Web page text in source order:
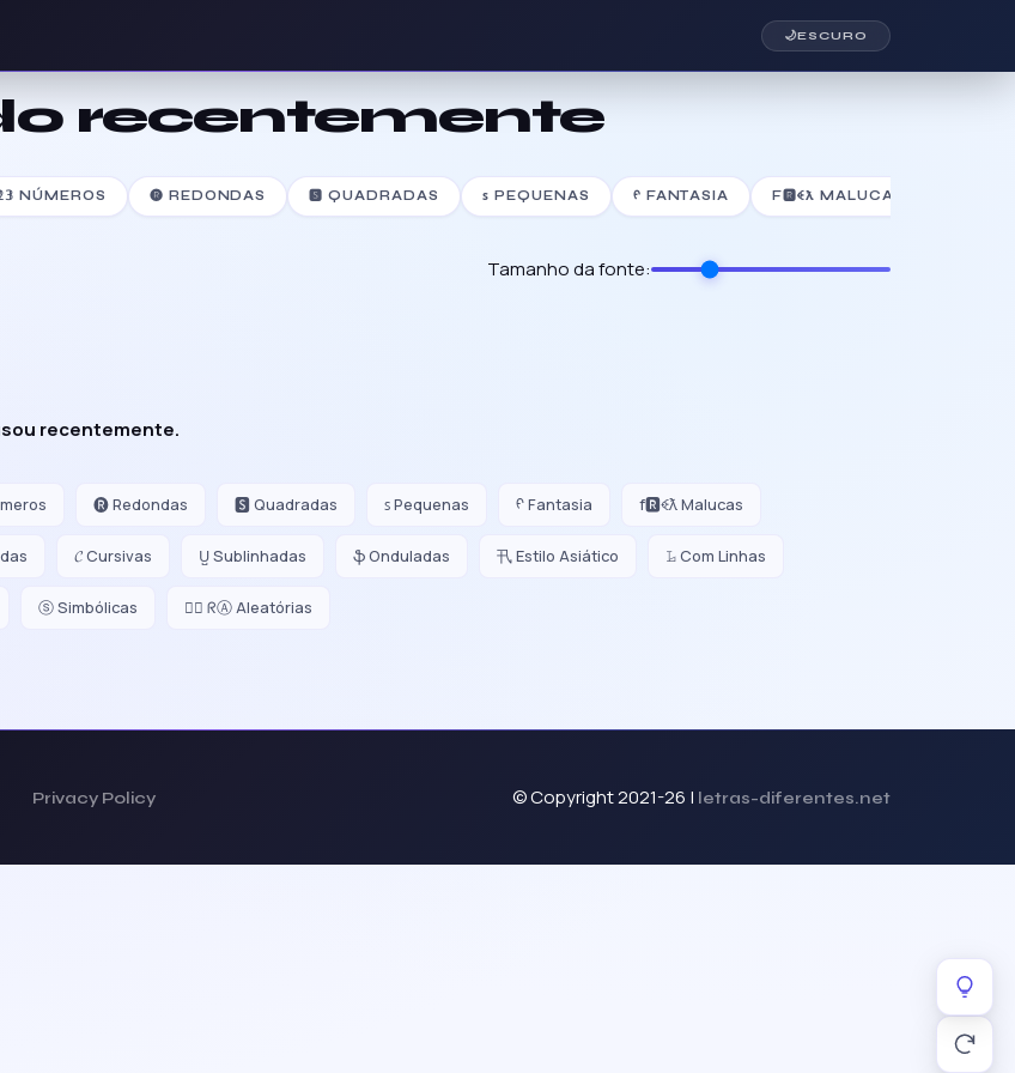
🌙ESCURO
recentemente
NÚMEROS 🅡 REDONDAS 🆂 QUADRADAS ꜱ PEQUENAS ᠻ FANTASIA F🆁ꈼƛ MALUCAS
Tamanho da fonte:
recentemente.
🅡 Redondas 🆂 Quadradas ꜱ Pequenas ᠻ Fantasia f🆁ꈼƛ Malucas
𝓒 Cursivas U̺ Sublinhadas ֆ Onduladas 卂 Estilo Asiático 𝙻̷ Com Linhas
ⓢ Simbólicas 😵‍💫 ᖇⒶ Aleatórias
Privacy Policy © Copyright 2021-26 | letras-diferentes.net